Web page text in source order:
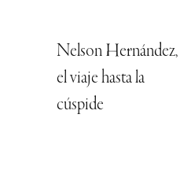
Nelson Hernández,
el viaje hasta la
cúspide